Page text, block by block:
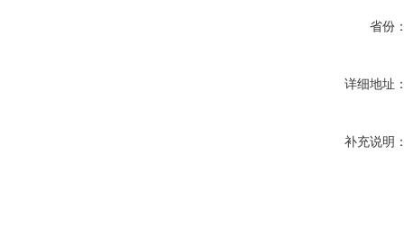
省份
详细地址
补充说明